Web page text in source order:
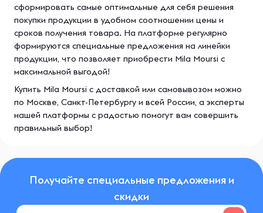
сформировать самые оптимальные для себя решения
покупки продукции в удобном соотношении цены и
сроков получения товара. На платформе регулярно
формируются специальные предложения на линейки
продукции, что позволяет приобрести Mila Moursi с
максимальной выгодой!
Купить Mila Moursi с доставкой или самовывозом можно
по Москве, Санкт-Петербургу и всей России, а эксперты
нашей платформы с радостью помогут вам совершить
правильный выбор!
Получайте специальные предложения и
скидки